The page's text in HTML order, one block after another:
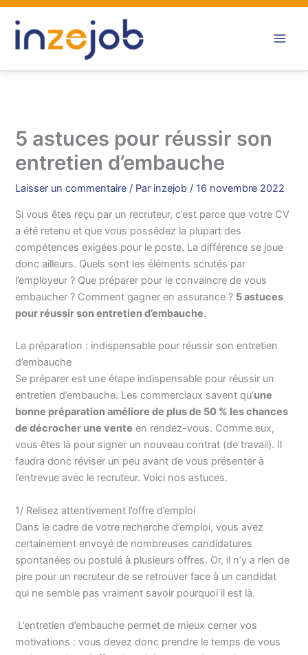
Aller
contenu
5 astuces pour réussir son
entretien d’embauche
Laisser un commentaire / Par inzejob/ 16 novembre 2022
Si vous êtes reçu par un recruteur, c’est parce que votre CV
a été retenu et que vous possédez la plupart des
compétences exigées pour le poste. La différence se joue
donc ailleurs. Quels sont les éléments scrutés par
l’employeur ? Que préparer pour le convaincre de vous
embaucher ? Comment gagner en assurance ? 5 astuces
pour réussir son entretien d’embauche.
La préparation : indispensable pour réussir son entretien
d’embauche
Se préparer est une étape indispensable pour réussir un
entretien d’embauche. Les commerciaux savent qu’une
bonne préparation améliore de plus de 50 % les chances
de décrocher une vente en rendez-vous. Comme eux,
vous êtes là pour signer un nouveau contrat (de travail). Il
faudra donc réviser un peu avant de vous présenter à
l’entrevue avec le recruteur. Voici nos astuces.
1/ Relisez attentivement l’offre d’emploi
Dans le cadre de votre recherche d’emploi, vous avez
certainement envoyé de nombreuses candidatures
spontanées ou postulé à plusieurs offres. Or, il n’y a rien de
pire pour un recruteur de se retrouver face à un candidat
qui ne semble pas vraiment savoir pourquoi il est là.
L’entretien d’embauche permet de mieux cerner vos
motivations : vous devez donc prendre le temps de vous